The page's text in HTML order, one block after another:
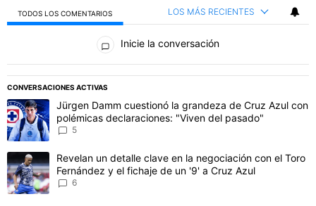
TODOS LOS COMENTARIOS LOS MÁS RECIENTES
Todos los comentarios
Inicie la conversación
CONVERSACIONES ACTIVAS
Este listado muestra los artículos con más comentarios en los
Un artículo de tendencia con el título "Jürgen Damm cuestionó la
Jürgen Damm cuestionó la grandeza de Cruz Azul con
polémicas declaraciones: "Viven del pasado"